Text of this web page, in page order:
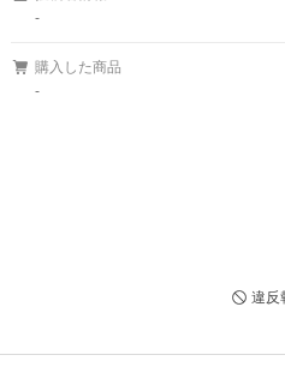
-
購入した商品
-
違反